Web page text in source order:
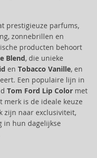
prestigieuze parfums,
zonnebrillen en
producten behoort
Blend, die unieke
en Tobacco Vanille, en
Een populaire lijn in
Tom Ford Lip Color met
is de ideale keuze
zijn naar exclusiviteit,
in hun dagelijkse